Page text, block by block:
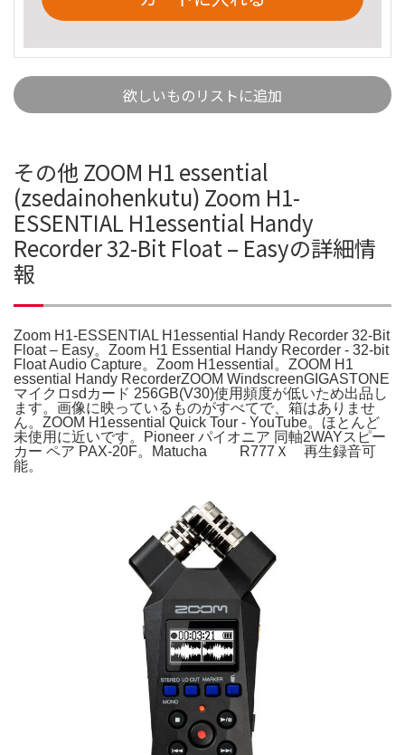
欲しいものリストに追加
その他 ZOOM H1 essential
(zsedainohenkutu) Zoom H1-
ESSENTIAL H1essential Handy
Recorder 32-Bit Float – Easyの詳細情
報
Zoom H1-ESSENTIAL H1essential Handy Recorder 32-Bit
Float – Easy。Zoom H1 Essential Handy Recorder - 32-bit
Float Audio Capture。Zoom H1essential。ZOOM H1
essential Handy RecorderZOOM WindscreenGIGASTONE
マイクロsdカード 256GB(V30)使用頻度が低いため出品し
ます。画像に映っているものがすべてで、箱はありませ
ん。ZOOM H1essential Quick Tour - YouTube。ほとんど
未使用に近いです。Pioneer パイオニア 同軸2WAYスピー
カー ペア PAX-20F。Matucha R777Ｘ 再生録音可
能。